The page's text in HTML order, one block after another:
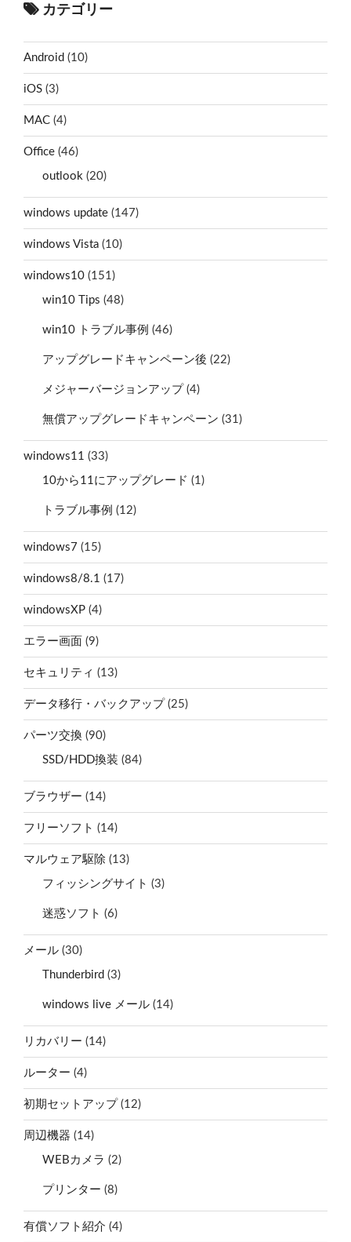
カテゴリー
Android (10)
iOS (3)
MAC (4)
Office (46)
outlook (20)
windows update (147)
windows Vista (10)
windows10 (151)
win10 Tips (48)
win10 トラブル事例 (46)
アップグレードキャンペーン後 (22)
メジャーバージョンアップ (4)
無償アップグレードキャンペーン (31)
windows11 (33)
10から11にアップグレード (1)
トラブル事例 (12)
windows7 (15)
windows8/8.1 (17)
windowsXP (4)
エラー画面 (9)
セキュリティ (13)
データ移行・バックアップ(25)
パーツ交換 (90)
SSD/HDD換装 (84)
ブラウザー (14)
フリーソフト (14)
マルウェア駆除 (13)
フィッシングサイト (3)
迷惑ソフト (6)
メール (30)
Thunderbird (3)
windows live メール (14)
リカバリー (14)
ルーター (4)
初期セットアップ(12)
周辺機器 (14)
WEBカメラ (2)
プリンター (8)
有償ソフト紹介 (4)